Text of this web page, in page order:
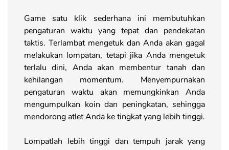
Game satu klik sederhana ini membutuhkan
pengaturan waktu yang tepat dan pendekatan
taktis. Terlambat mengetuk dan Anda akan gagal
melakukan lompatan, tetapi jika Anda mengetuk
terlalu dini, Anda akan membentur tanah dan
kehilangan momentum. Menyempurnakan
pengaturan waktu akan memungkinkan Anda
mengumpulkan koin dan peningkatan, sehingga
mendorong atlet Anda ke tingkat yang lebih tinggi.
Lompatlah lebih tinggi dan tempuh jarak yang